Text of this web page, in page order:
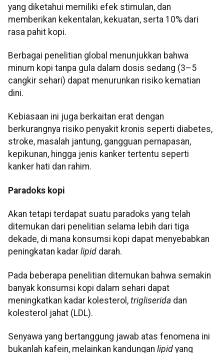
yang diketahui memiliki efek stimulan, dan
memberikan kekentalan, kekuatan, serta 10% dari
rasa pahit kopi.
Berbagai penelitian global menunjukkan bahwa
minum kopi tanpa gula dalam dosis sedang (3–5
cangkir sehari) dapat menurunkan risiko kematian
dini.
Kebiasaan ini juga berkaitan erat dengan
berkurangnya risiko penyakit kronis seperti diabetes,
stroke, masalah jantung, gangguan pernapasan,
kepikunan, hingga jenis kanker tertentu seperti
kanker hati dan rahim.
Paradoks kopi
Akan tetapi terdapat suatu paradoks yang telah
ditemukan dari penelitian selama lebih dari tiga
dekade, di mana konsumsi kopi dapat menyebabkan
peningkatan kadar lipid darah.
Pada beberapa penelitian ditemukan bahwa semakin
banyak konsumsi kopi dalam sehari dapat
meningkatkan kadar kolesterol, trigliserida dan
kolesterol jahat (LDL).
Senyawa yang bertanggung jawab atas fenomena ini
bukanlah kafein, melainkan kandungan lipid yang